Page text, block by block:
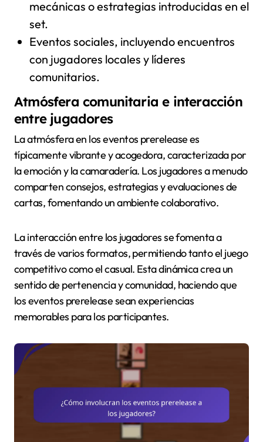
mecánicas o estrategias introducidas en el
set.
Eventos sociales, incluyendo encuentros
con jugadores locales y líderes
comunitarios.
Atmósfera comunitaria e interacción
entre jugadores
La atmósfera en los eventos prerelease es
típicamente vibrante y acogedora, caracterizada por
la emoción y la camaradería. Los jugadores a menudo
comparten consejos, estrategias y evaluaciones de
cartas, fomentando un ambiente colaborativo.
La interacción entre los jugadores se fomenta a
través de varios formatos, permitiendo tanto el juego
competitivo como el casual. Esta dinámica crea un
sentido de pertenencia y comunidad, haciendo que
los eventos prerelease sean experiencias
memorables para los participantes.